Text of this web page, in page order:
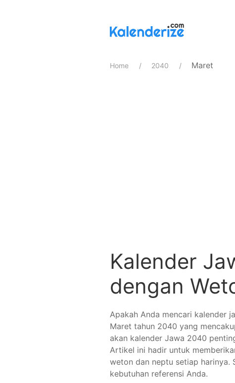
Home 2040 Maret
Kalender
dengan
Apakah Anda mencari kalender
Maret tahun 2040 yang
akan kalender Jawa 2040
Artikel ini hadir untuk
weton dan neptu setiap harinya.
kebutuhan referensi Anda.